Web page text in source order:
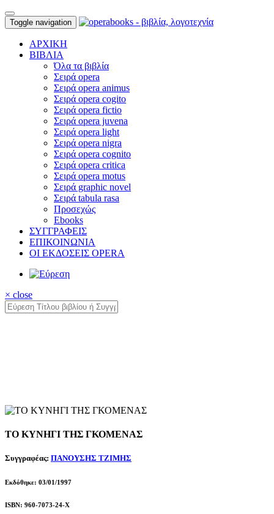
Toggle navigation
ΑΡΧΙΚΗ
ΒΙΒΛΙΑ
Όλα τα βιβλία
Σειρά opera
Σειρά opera animus
Σειρά opera cogito
Σειρά opera fictio
Σειρά opera juvena
Σειρά opera light
Σειρά opera nigra
Σειρά opera cognito
Σειρά opera critica
Σειρά opera motus
Σειρά graphic novel
Σειρά tabula rasa
Προσεχώς
Ebooks
ΣΥΓΓΡΑΦΕΙΣ
ΕΠΙΚΟΙΝΩΝΙΑ
ΟΙ ΕΚΔΟΣΕΙΣ OPERA
× close
ΤΟ ΚΥΝΗΓΙ ΤΗΣ ΓΚΟΜΕΝΑΣ
Συγγραφέας: ΠΑΝΟΥΣΗΣ ΤΖΙΜΗΣ
Εκδόθηκε: 03/01/1997
ISBN: 960-7073-24-X